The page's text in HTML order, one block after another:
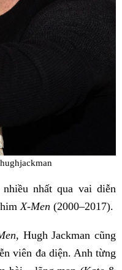
nhất qua vai diễn
X-Men (2000–2017).
, Hugh Jackman cũng
viên đa diện. Anh từng